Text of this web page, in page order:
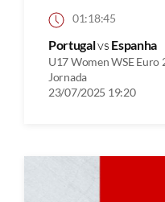
01:18:45
Portugalvs Espanha
U17 Women WSE Euro
Jornada
23/07/2025 19:20